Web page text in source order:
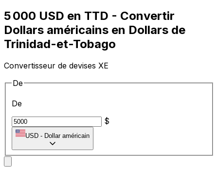
5 000 USD en TTD - Convertir
Dollars américains en Dollars de
Trinidad-et-Tobago
Convertisseur de devises XE
De
De
$
USD - Dollar américain